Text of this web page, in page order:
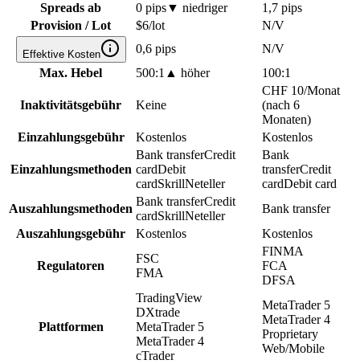
Spreads ab
0 pips▼ niedriger
1,7 pips
Provision / Lot
$6/lot N/V
Effektive Kosten 0,6 pips
N/V
Max. Hebel
500:1 ▲ höher 100:1
Inaktivitätsgebühr Keine
CHF 10/Monat
(nach 6
Monaten)
Einzahlungsgebühr
Kostenlos Kostenlos
Einzahlungsmethoden
Bank transferCredit
cardDebit
cardSkrillNeteller
Bank
transferCredit
cardDebit card
Auszahlungsmethoden
Bank transferCredit
cardSkrillNeteller
Bank transfer
Auszahlungsgebühr
Kostenlos Kostenlos
Regulatoren
FSC
FMA
FINMA
FCA
DFSA
Plattformen
TradingView
DXtrade
MetaTrader 5
MetaTrader 4
cTrader
MetaTrader 5
MetaTrader 4
Proprietary
Web/Mobile